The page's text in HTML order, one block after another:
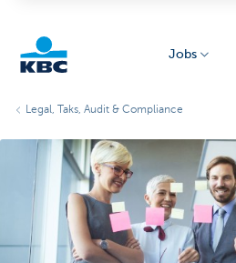
Particulieren
Jobs
Legal, Taks, Audit & Compliance